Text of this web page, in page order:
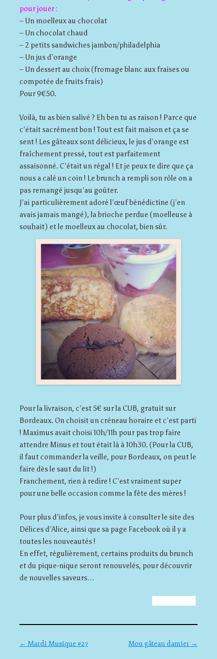
pour jouer :
– Un moelleux au chocolat
– Un chocolat chaud
– 2 petits sandwiches jambon/philadelphia
– Un jus d’orange
– Un dessert au choix (fromage blanc aux fraises ou
compotée de fruits frais)
Pour 9€50.
Voilà, tu as bien salivé ? Eh ben tu as raison ! Parce que
c’était sacrément bon ! Tout est fait maison et ça se
sent ! Les gâteaux sont délicieux, le jus d’orange est
fraîchement pressé, tout est parfaitement
assaisonné. C’était un régal ! Et je peux te dire que ça
nous a calé un coin ! Le brunch a rempli son rôle on a
pas remangé jusqu’au goûter.
J’ai particulièrement adoré l’œuf bénédictine (j’en
avais jamais mangé), la brioche perdue (moelleuse à
souhait) et le moelleux au chocolat, bien sûr.
Pour la livraison, c’est 5€ sur la CUB, gratuit sur
Bordeaux. On choisit un créneau horaire et c’est parti
! Maximus avait choisi 10h/11h pour pas trop faire
attendre Minus et tout était là à 10h30. (Pour la CUB,
il faut commander la veille, pour Bordeaux, on peut le
faire dès le saut du lit !)
Franchement, rien à redire ! C’est vraiment super
pour une belle occasion comme la fête des mères !
Pour plus d’infos, je vous invite à consulter le site des
Délices d’Alice, ainsi que sa page Facebook où il y a
toutes les nouveautés !
En effet, régulièrement, certains produits du brunch
et du pique-nique seront renouvelés, pour découvrir
de nouvelles saveurs…
Navigation des articles
← Mardi Musique #27 Mon gâteau damier →